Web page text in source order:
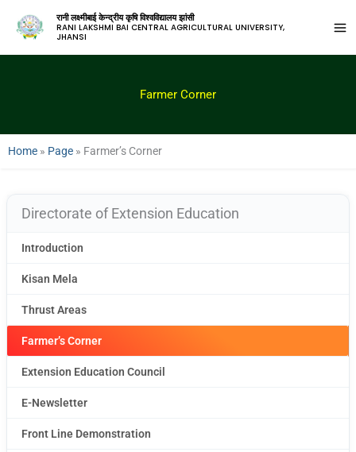
रानी लक्ष्मीबाई केन्द्रीय कृषि विश्वविद्यालय झांसी
RANI LAKSHMI BAI CENTRAL AGRICULTURAL UNIVERSITY,
JHANSI
Farmer Corner
Home » Page » Farmer’s Corner
Directorate of Extension Education
Introduction
Kisan Mela
Thrust Areas
Farmer’s Corner
Extension Education Council
E-Newsletter
Front Line Demonstration